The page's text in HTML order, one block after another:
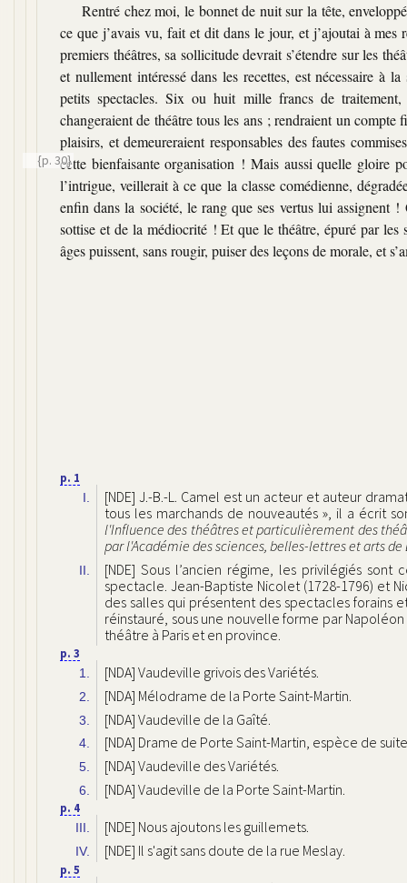
Rentré chez moi, le bonnet de nuit sur la tête,
ce que j’avais vu, fait et dit dans le jour, et j’ajoutai à mes
premiers théâtres, sa sollicitude devrait s’étendre sur les
et nullement intéressé dans les recettes, est nécessaire à
petits spectacles. Six ou huit mille francs de
changeraient de théâtre tous les ans ; rendraient un
plaisirs, et demeureraient responsables des fautes
cette bienfaisante organisation ! Mais aussi quelle gloire
{p. 30}
l’intrigue, veillerait à ce que la classe comédienne,
enfin dans la société, le rang que ses vertus lui assignent !
sottise et de la médiocrité ! Et que le théâtre, épuré par
âges puissent, sans rougir, puiser des leçons de morale, et
p. 1
I.
[NDE] J.-B.-L. Camel est un acteur et auteur
tous les marchands de nouveautés », il a écrit
l'Influence des théâtres et particulièrement des
par l'Académie des sciences, belles-lettres et arts de
II.
[NDE] Sous l’ancien régime, les privilégiés
spectacle. Jean-Baptiste Nicolet (1728-1796) et
des salles qui présentent des spectacles forains
réinstauré, sous une nouvelle forme par
théâtre à Paris et en province.
p. 3
1. [NDA] Vaudeville grivois des Variétés.
2. [NDA] Mélodrame de la Porte Saint-Martin.
3. [NDA] Vaudeville de la Gaîté.
4. [NDA] Drame de Porte Saint-Martin, espèce de
5. [NDA] Vaudeville des Variétés.
6. [NDA] Vaudeville de la Porte Saint-Martin.
p. 4
III. [NDE] Nous ajoutons les guillemets.
IV. [NDE] Il s'agit sans doute de la rue Meslay.
p. 5